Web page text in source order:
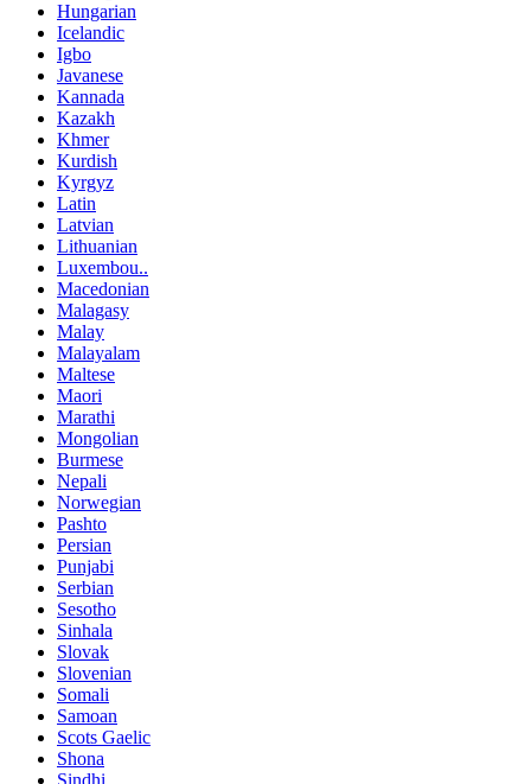
Hungarian
Icelandic
Igbo
Javanese
Kannada
Kazakh
Khmer
Kurdish
Kyrgyz
Latin
Latvian
Lithuanian
Luxembou..
Macedonian
Malagasy
Malay
Malayalam
Maltese
Maori
Marathi
Mongolian
Burmese
Nepali
Norwegian
Pashto
Persian
Punjabi
Serbian
Sesotho
Sinhala
Slovak
Slovenian
Somali
Samoan
Scots Gaelic
Shona
Sindhi